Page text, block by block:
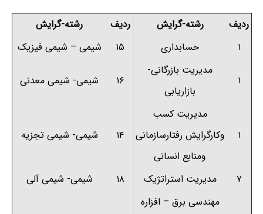
ردیف رشته-گرایش ردیف
رشته-گرایش
۱
حسابداری ۱۵ شیمی – شیمی فیزیک
۱
مدیریت بازرگانی-
بازاریابی
۱۶ شیمی- شیمی معدنی
۱
مدیریت کسب
وکارگرایش رفتارسازمانی
ومنابع انسانی
۱۴ شیمی- شیمی تجزیه
۷ مدیریت استراتژیک ۱۸ شیمی- شیمی آلی
مهندسی برق – افزاره